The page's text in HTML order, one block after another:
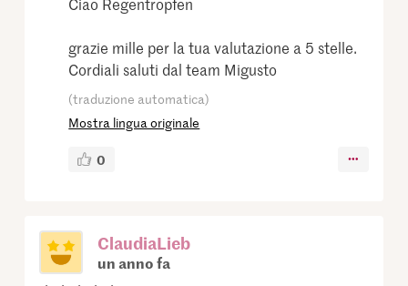
grazie mille per la tua valutazione a 5 stelle.
Cordiali saluti dal team Migusto
(traduzione automatica)
Mostra lingua originale
0
ClaudiaLieb
un anno fa